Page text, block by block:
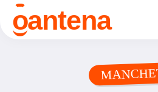
oantena